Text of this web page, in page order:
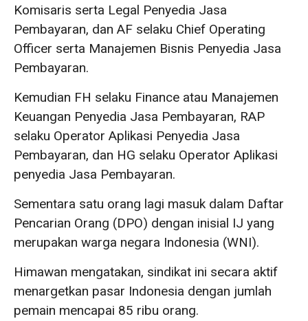
Komisaris serta Legal Penyedia Jasa
Pembayaran, dan AF selaku Chief Operating
Officer serta Manajemen Bisnis Penyedia Jasa
Pembayaran.
Kemudian FH selaku Finance atau Manajemen
Keuangan Penyedia Jasa Pembayaran, RAP
selaku Operator Aplikasi Penyedia Jasa
Pembayaran, dan HG selaku Operator Aplikasi
penyedia Jasa Pembayaran.
Sementara satu orang lagi masuk dalam Daftar
Pencarian Orang (DPO) dengan inisial IJ yang
merupakan warga negara Indonesia (WNI).
Himawan mengatakan, sindikat ini secara aktif
menargetkan pasar Indonesia dengan jumlah
pemain mencapai 85 ribu orang.